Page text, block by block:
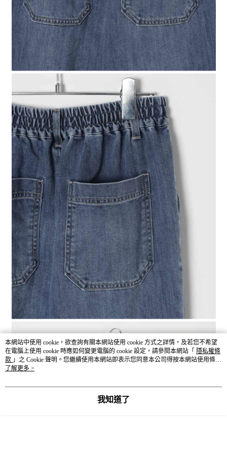
本網站中使用 cookie，欲查詢有關本網站使用 cookie 方式之詳情，及若您不希望
在電腦上使用 cookie 時應如何變更電腦的 cookie 設定，請參閱本網站「 隱私權條
款 」之 Cookie 聲明。您繼續使用本網站即表示您同意本公司得按本網站使用條款
之 Cookie 聲明使用 cookie。
了解更多 >
我知道了